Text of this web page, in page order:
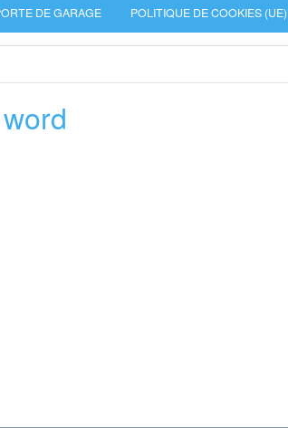
DE GARAGE POLITIQUE DE COOKIES (UE)